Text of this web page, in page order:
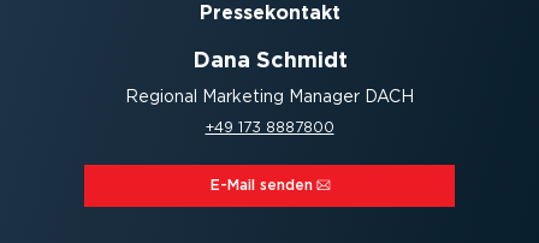
Presse­kontakt
Dana Schmidt
Regional Marketing Manager DACH
+49 173 8887800
E-Mail senden⁠